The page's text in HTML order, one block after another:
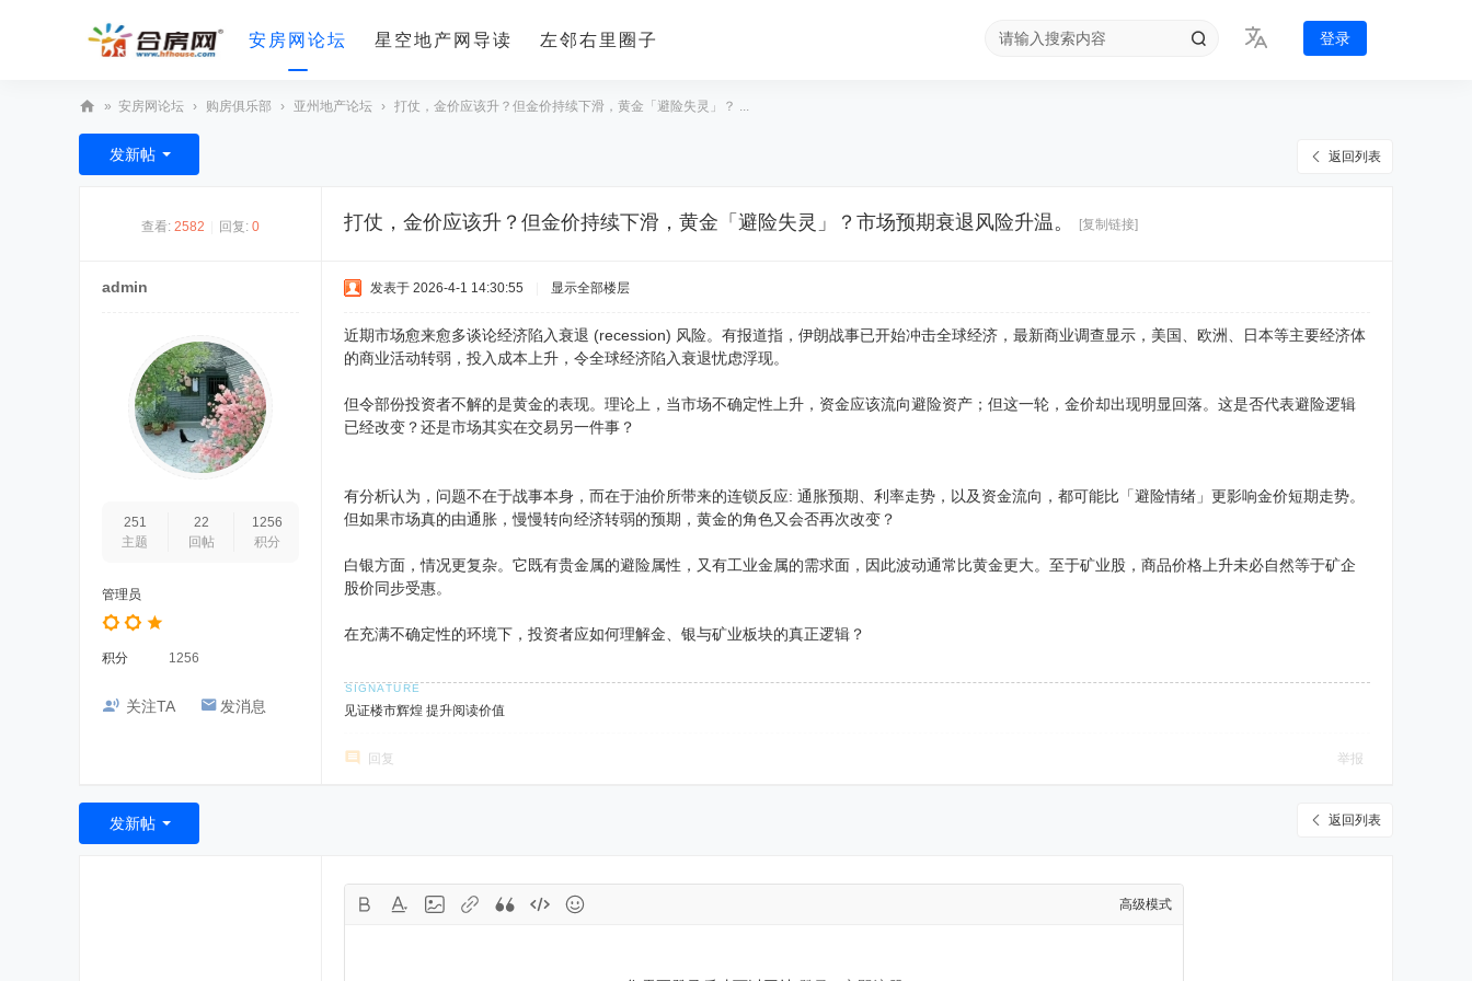
安房网论坛 星空地产网导读 左邻右里圈子 登录
合
房
» 安房网论坛 › 购房俱乐部 › 亚州地产论坛 › 打仗，金价应该升？但金价持续下滑，黄金「避险失灵」？ ...
返回列表
发新帖
查看: 2582 回复: 0 打仗，金价应该升？但金价持续下滑，黄金「避险失灵」？市场预期衰退风险升温。 [复制链接]
admin
251
主题
22
回帖
1256
积分
管理员
积分 1256
关注TA 发消息
发表于 2026-4-1 14:30:55 显示全部楼层
近期市场愈来愈多谈论经济陷入衰退 (recession) 风险。有报道指，伊朗战事已开始冲击全球经济，最新商业调查显示，美国、欧洲、日本等主要经济体
的商业活动转弱，投入成本上升，令全球经济陷入衰退忧虑浮现。
但令部份投资者不解的是黄金的表现。理论上，当市场不确定性上升，资金应该流向避险资产；但这一轮，金价却出现明显回落。这是否代表避险逻辑
已经改变？还是市场其实在交易另一件事？
有分析认为，问题不在于战事本身，而在于油价所带来的连锁反应: 通胀预期、利率走势，以及资金流向，都可能比「避险情绪」更影响金价短期走势。
但如果市场真的由通胀，慢慢转向经济转弱的预期，黄金的角色又会否再次改变？
白银方面，情况更复杂。它既有贵金属的避险属性，又有工业金属的需求面，因此波动通常比黄金更大。至于矿业股，商品价格上升未必自然等于矿企
股价同步受惠。
在充满不确定性的环境下，投资者应如何理解金、银与矿业板块的真正逻辑？
见证楼市辉煌 提升阅读价值
回复 举报
返回列表
发新帖
高级模式